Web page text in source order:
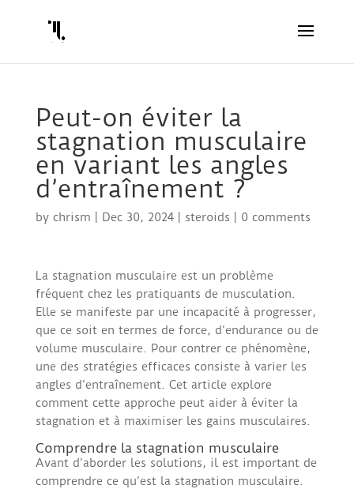
Peut-on éviter la
stagnation musculaire
en variant les angles
d’entraînement ?
by chrism Dec 30, 2024| steroids 0 comments
La stagnation musculaire est un problème
fréquent chez les pratiquants de musculation.
Elle se manifeste par une incapacité à progresser,
que ce soit en termes de force, d’endurance ou de
volume musculaire. Pour contrer ce phénomène,
une des stratégies efficaces consiste à varier les
angles d’entraînement. Cet article explore
comment cette approche peut aider à éviter la
stagnation et à maximiser les gains musculaires.
Comprendre la stagnation musculaire
Avant d’aborder les solutions, il est important de
comprendre ce qu’est la stagnation musculaire.